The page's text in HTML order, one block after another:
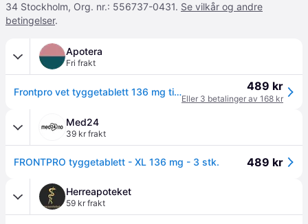
34 Stockholm, Org. nr.: 556737-0431. Se vilkår og andre
betingelser.
Apotera
Fri frakt
Frontpro vet tyggetablett 136 mg til hund 3 stk (blister) 489 kr
Eller 3 betalinger av 168 kr
Med24
39 kr frakt
FRONTPRO tyggetablett - XL 136 mg - 3 stk. 489 kr
Herreapoteket
59 kr frakt